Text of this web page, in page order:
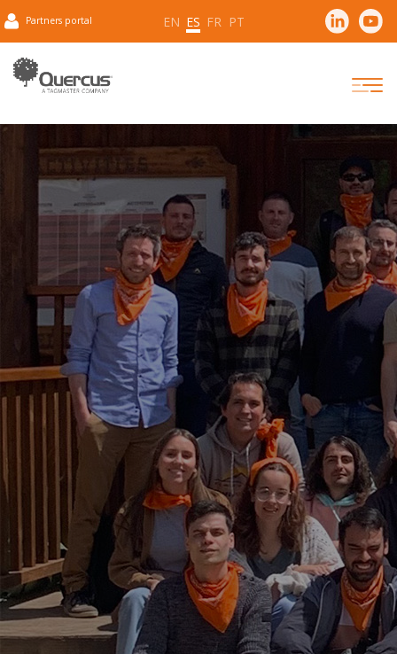
Partners portal EN ES FR PT